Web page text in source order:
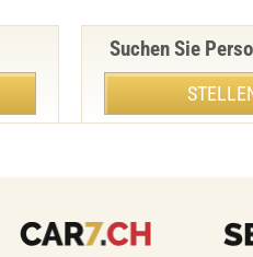
Suchen Sie